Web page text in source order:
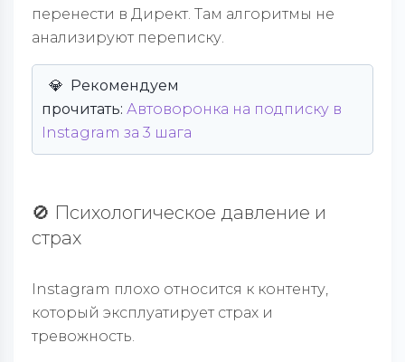
перенести в Директ. Там алгоритмы не
анализируют переписку.
💎 Рекомендуем
прочитать: Автоворонка на подписку в
Instagram за 3 шага
🚫 Психологическое давление и
страх
Instagram плохо относится к контенту,
который эксплуатирует страх и
тревожность.